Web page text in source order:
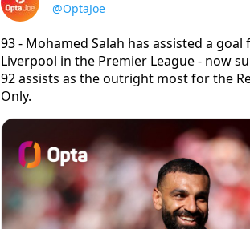
@OptaJoe
93 - Mohamed Salah has assisted a
Liverpool in the Premier League - now
92 assists as the outright most for the
Only.